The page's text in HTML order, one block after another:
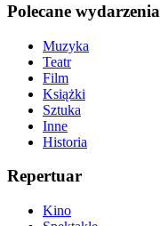
Polecane wydarzenia
Muzyka
Teatr
Film
Książki
Sztuka
Inne
Historia
Repertuar
Kino